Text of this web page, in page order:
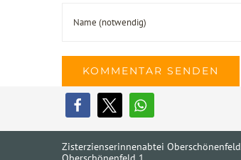
Zisterzienserinnenabtei Oberschönenfeld